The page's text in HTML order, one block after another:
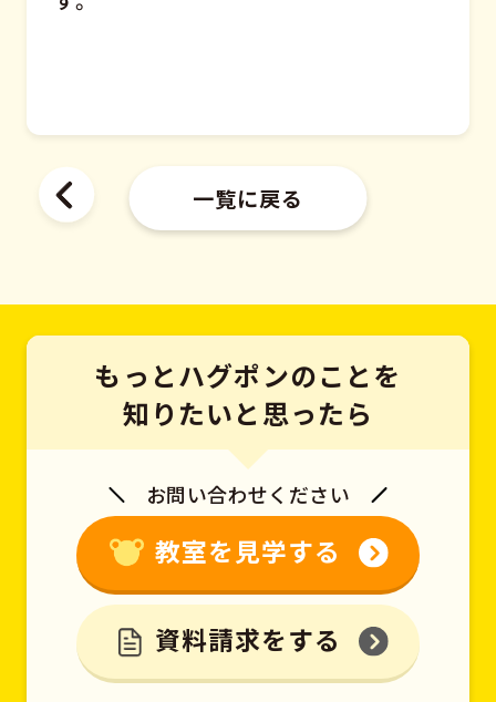
一覧に戻る
もっとハグポンのことを
知りたいと思ったら
お問い合わせください
教室を見学する
資料請求をする